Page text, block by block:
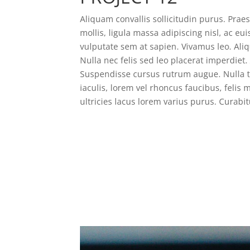
Aliquam convallis sollicitudin purus.
mollis, ligula massa adipiscing nisl, ac
vulputate sem at sapien. Vivamus leo.
Nulla nec felis sed leo placerat
Suspendisse cursus rutrum augue.
iaculis, lorem vel rhoncus faucibus, felis
ultricies lacus lorem varius purus.